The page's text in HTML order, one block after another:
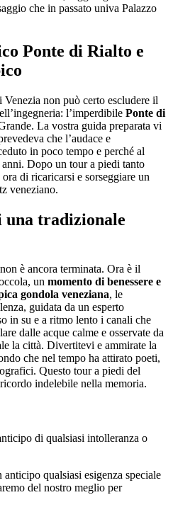
che in passato univa Palazzo
Ponte di Rialto e
non può certo escludere il
l’imperdibile Ponte di
La vostra guida preparata vi
che l’audace e
in poco tempo e perché al
Dopo un tour a piedi tanto
di ricaricarsi e sorseggiare un
veneziano.
una tradizionale
è ancora terminata. Ora è il
un momento di benessere e
gondola veneziana, le
guidata da un esperto
in su e a ritmo lento i canali che
dalle acque calme e osservate da
la città. Divertitevi e ammirate la
che nel tempo ha attirato poeti,
Questo tour a piedi del
indelebile nella memoria.
di qualsiasi intolleranza o
qualsiasi esigenza speciale
del nostro meglio per